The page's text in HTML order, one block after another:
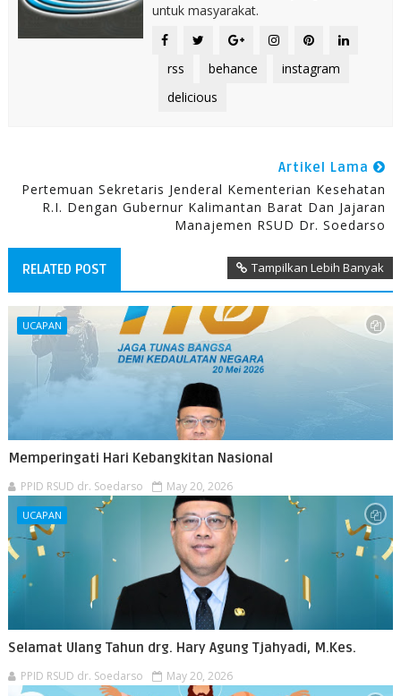
untuk masyarakat.
rss behance
instagram
delicious
Artikel Lama
Pertemuan Sekretaris Jenderal Kementerian Kesehatan
R.I. Dengan Gubernur Kalimantan Barat Dan Jajaran
Manajemen RSUD Dr. Soedarso
RELATED POST Tampilkan Lebih Banyak
UCAPAN
Memperingati Hari Kebangkitan Nasional
PPID RSUD dr. Soedarso May 20, 2026
UCAPAN
Selamat Ulang Tahun drg. Hary Agung Tjahyadi, M.Kes.
PPID RSUD dr. Soedarso May 20, 2026